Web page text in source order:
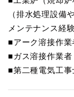
（排水処理設備
メンテナンス経験
■アーク溶接作業
■ガス溶接作業者
■第二種電気工事